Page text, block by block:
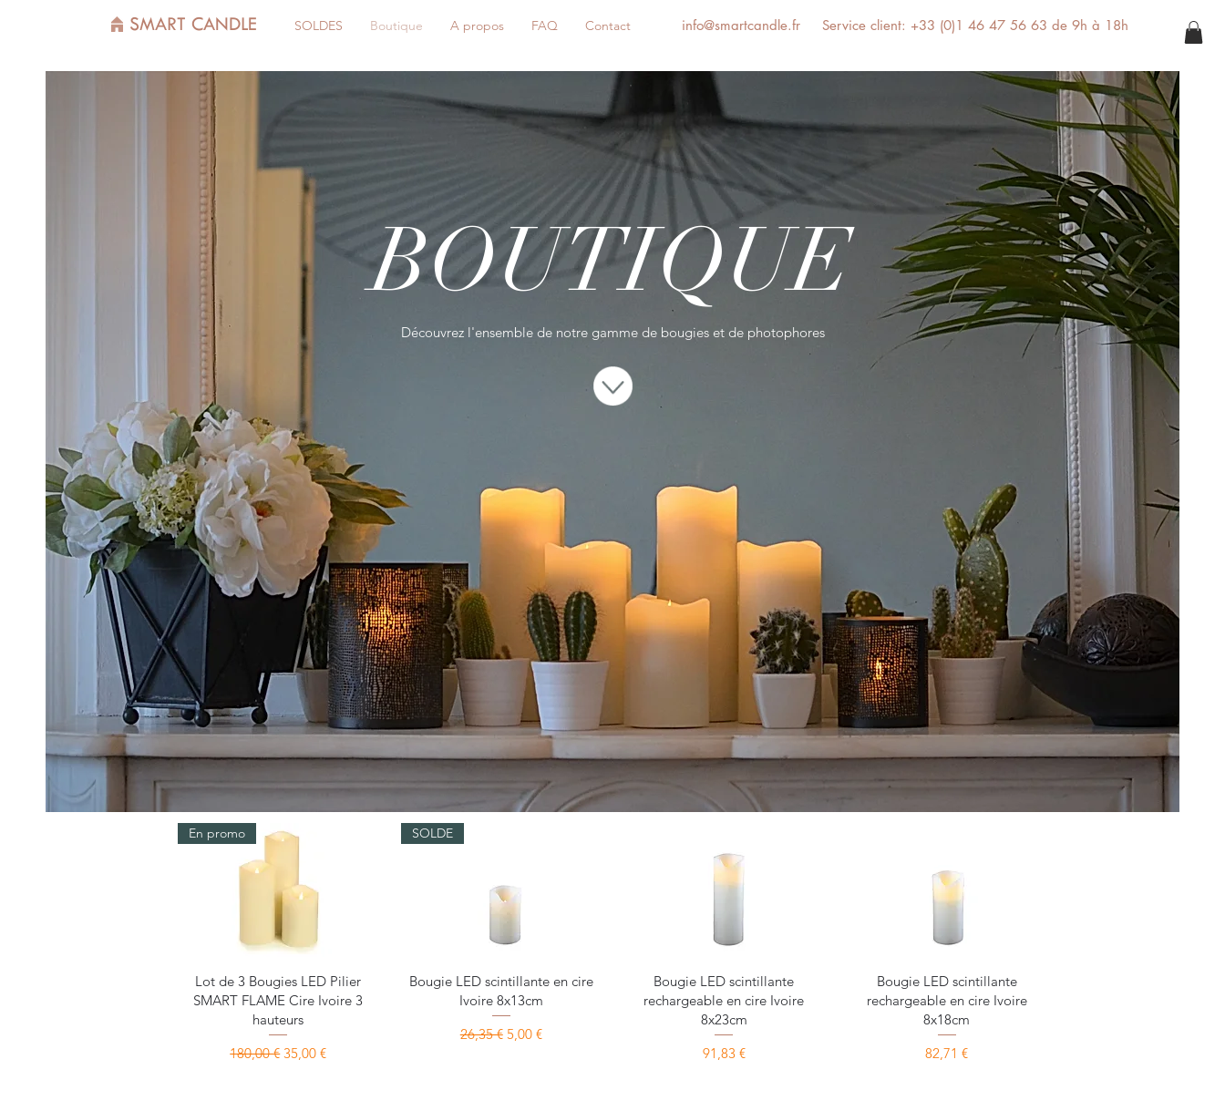
SMART CANDLE SOLDES Boutique A propos FAQ Contact info@smartcandle.fr Service client: +33 (0)1 46 47 56 63 de 9h à 18h
BOUTIQUE
Découvrez l'ensemble de notre gamme de bougies et de photophores
Aperçu rapide
En promo
Lot de 3 Bougies LED Pilier
SMART FLAME Cire Ivoire 3
hauteurs
Prix original
180,00 €Prix promotionnel
35,00 €
Aperçu rapide
SOLDE
Bougie LED scintillante en cire
Ivoire 8x13cm
Prix original
26,35 € Prix promotionnel
5,00 €
Aperçu rapide
Bougie LED scintillante
rechargeable en cire Ivoire
8x23cm
Prix
91,83 €
Aperçu rapide
Bougie LED scintillante
rechargeable en cire Ivoire
8x18cm
Prix
82,71 €